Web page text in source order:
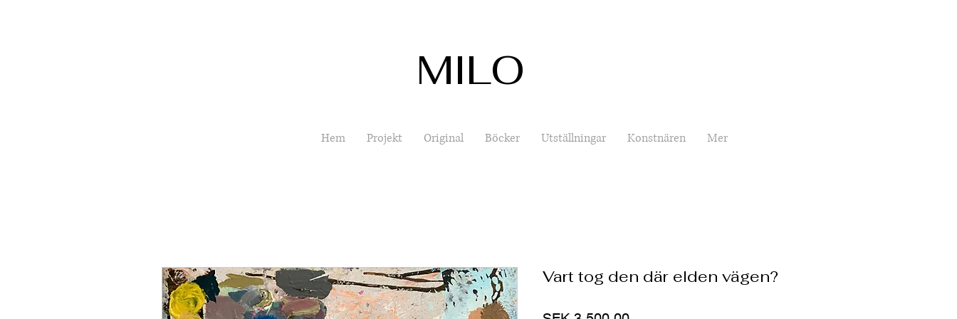
MILO
Hem Projekt Original Böcker Utställningar Konstnären Mer
Vart tog den där elden vägen?